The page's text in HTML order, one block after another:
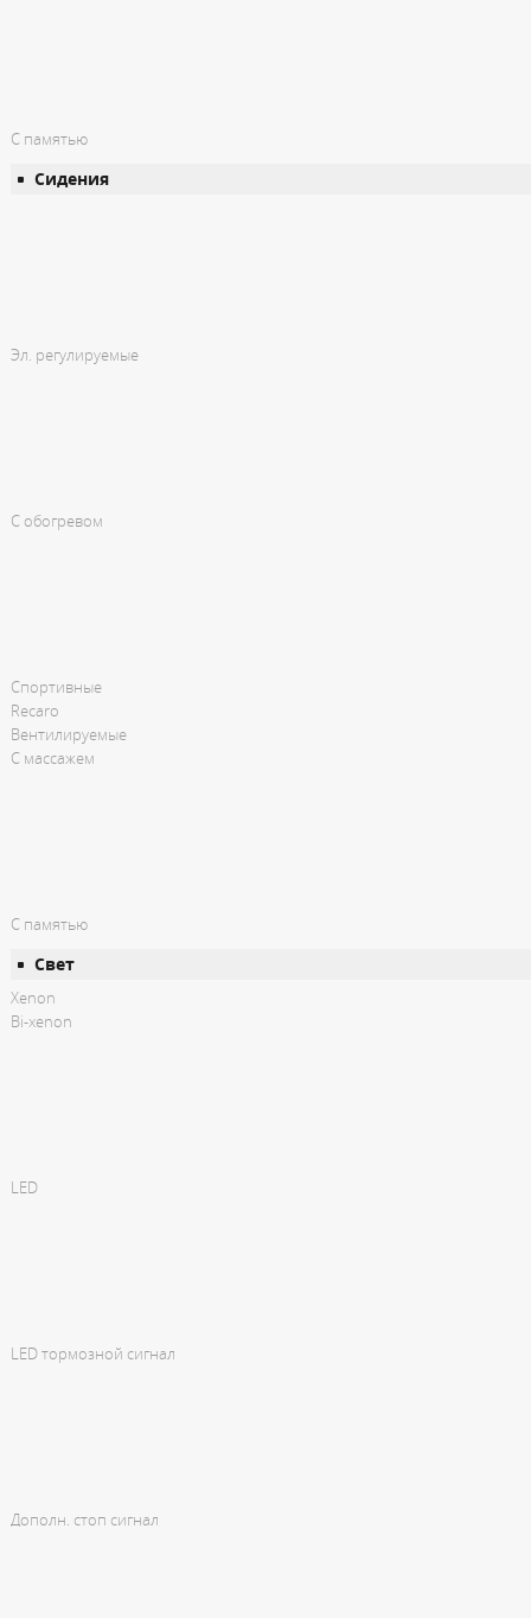
С памятью
Сидения
Эл. регулируемые
С обогревом
Спортивные
Recaro
Вентилируемые
С массажем
С памятью
Свет
Xenon
Bi-xenon
LED
LED тормозной сигнал
Дополн. стоп сигнал